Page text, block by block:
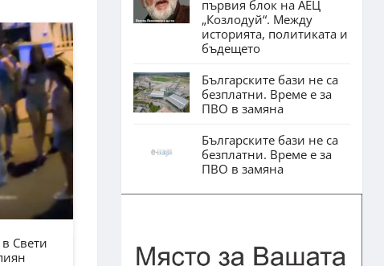
Свети
първия блок на АЕЦ
„Козлодуй“. Между
историята, политиката и
бъдещето
Българските бази не са
безплатни. Време е за
ПВО в замяна
Българските бази не са
безплатни. Време е за
ПВО в замяна